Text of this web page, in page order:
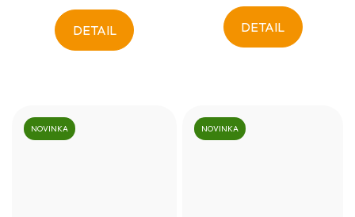
DETAIL DETAIL
NOVINKA NOVINKA